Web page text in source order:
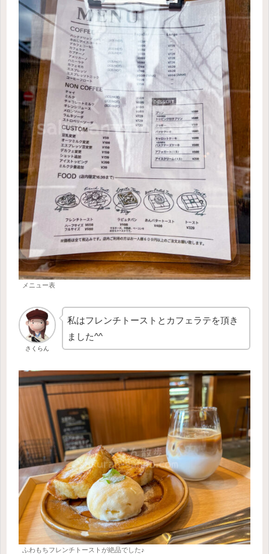
メニュー表
さくらん
私はフレンチトーストとカフェラテを頂き
ました^^
ふわもちフレンチトーストが絶品でした♪